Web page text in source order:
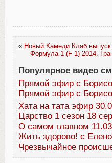
« Новый Камеди Клаб
Формула-1 (F-1) 2014.
Популярное видео
Прямой эфир с
Прямой эфир с
Хата на тата эфир
Царство 1 сезон 18
О самом главном
Жить здорово! с
Чрезвычайное